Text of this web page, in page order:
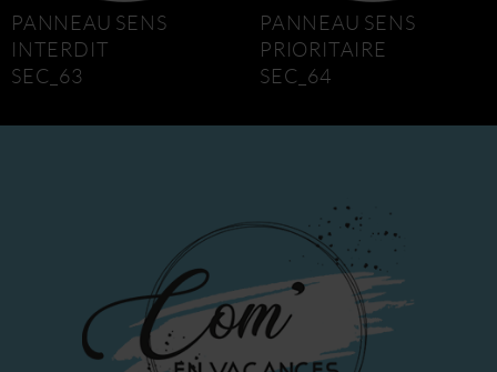
PANNEAU SENS
INTERDIT
SEC_63
PANNEAU SENS
PRIORITAIRE
SEC_64